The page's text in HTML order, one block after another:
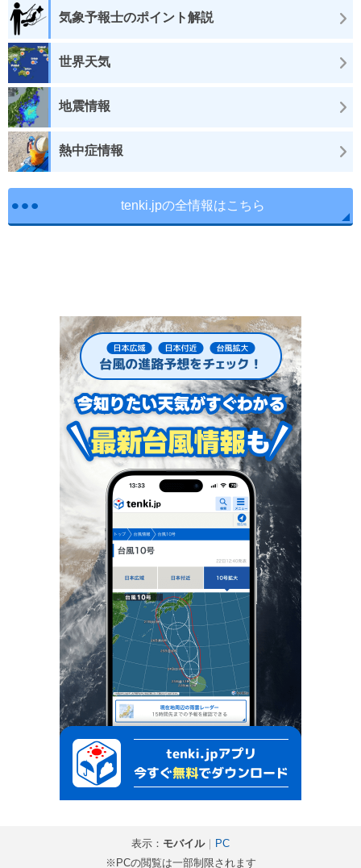
気象予報士のポイント解説
世界天気
地震情報
熱中症情報
tenki.jpの全情報はこちら
表示： モバイル｜
PC
※PCの閲覧は一部制限されます